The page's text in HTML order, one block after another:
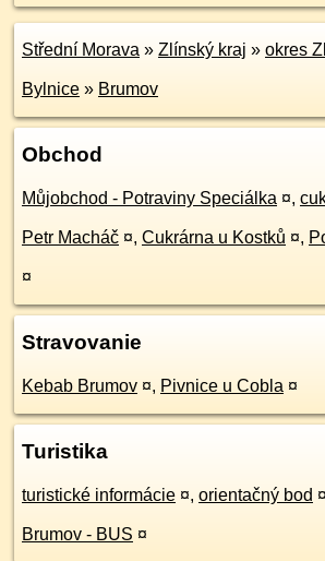
Střední Morava » Zlínský kraj » okres
Bylnice » Brumov
Obchod
Můjobchod - Potraviny Speciálka ¤,
Petr Macháč ¤, Cukrárna u Kostků ¤,
¤
Stravovanie
Kebab Brumov ¤, Pivnice u Cobla ¤
Turistika
turistické informácie ¤, orientačný bod ¤
Brumov - BUS ¤